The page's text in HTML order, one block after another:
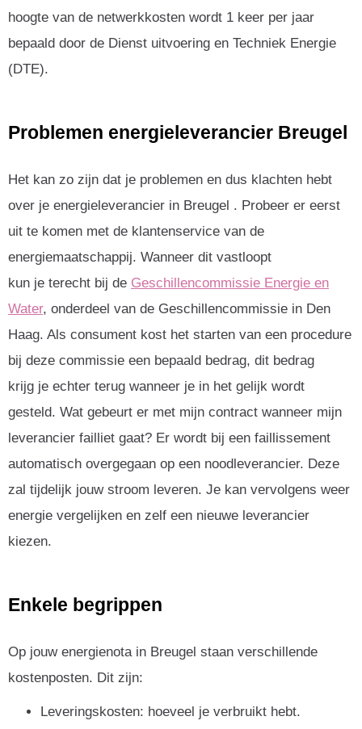
hoogte van de netwerkkosten wordt 1 keer per jaar
bepaald door de Dienst uitvoering en Techniek Energie
(DTE).
Problemen energieleverancier Breugel
Het kan zo zijn dat je problemen en dus klachten hebt
over je energieleverancier in Breugel . Probeer er eerst
uit te komen met de klantenservice van de
energiemaatschappij. Wanneer dit vastloopt
kun je terecht bij de Geschillencommissie Energie en
Water, onderdeel van de Geschillencommissie in Den
Haag. Als consument kost het starten van een procedure
bij deze commissie een bepaald bedrag, dit bedrag
krijg je echter terug wanneer je in het gelijk wordt
gesteld. Wat gebeurt er met mijn contract wanneer mijn
leverancier failliet gaat? Er wordt bij een faillissement
automatisch overgegaan op een noodleverancier. Deze
zal tijdelijk jouw stroom leveren. Je kan vervolgens weer
energie vergelijken en zelf een nieuwe leverancier
kiezen.
Enkele begrippen
Op jouw energienota in Breugel staan verschillende
kostenposten. Dit zijn:
Leveringskosten: hoeveel je verbruikt hebt.